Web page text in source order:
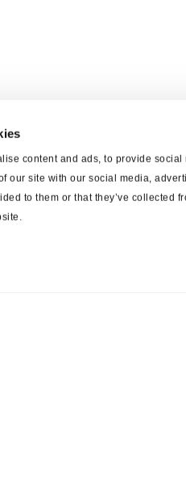
content and ads, to provide
our site with our social media,
to them or that they’ve collected